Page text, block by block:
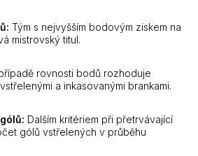
Tým s nejvyšším bodovým ziskem na
mistrovský titul.
rovnosti bodů rozhoduje
a inkasovanými brankami.
Dalším kritériem při přetrvávající
gólů vstřelených v průběhu